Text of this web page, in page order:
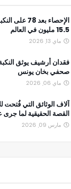
الإحصاء بعد
15.5 مليون في العالم
ماي 13, 2026
فقدان أرشيف يوثق
صحفي بخان يونس
ماي 06, 2026
آلاف الوثائق التي فُتحت
القصة الحقيقية لما جرى عام
مارس 09, 2026